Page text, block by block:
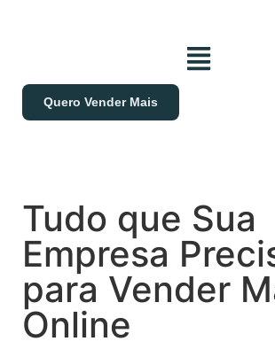
Quero Vender Mais
Tudo que Sua
Empresa
para Vender
Online